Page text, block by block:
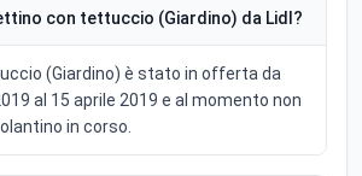
con tettuccio (Giardino) da Lidl?
(Giardino) è stato in offerta da
al 15 aprile 2019 e al momento non
in corso.